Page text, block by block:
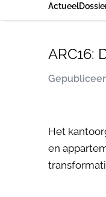
Actueel
ARC16:
Het
en